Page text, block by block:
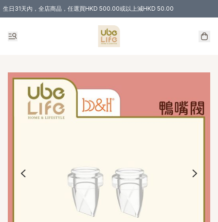
生日31天內，全店商品，任選買HKD 500.00或以上減HKD 50.00
購物滿 HKD 300.00即享免運費優惠！（適用於 特定的送貨方式 )